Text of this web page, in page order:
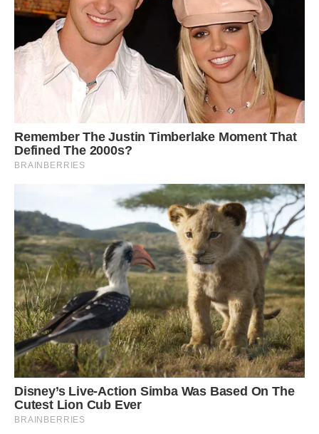
100%).
Після пенсійної реформи, яка намічена на 2021 рік,
українці зможуть отримувати дві або три пенсії замість
однієї.
Тим часом, до кінця року заплановано ще одне
підвищення виплат пенсіонерам.
Передрук без посилання на Ibilingua.com. заборонено.
Фото ілюстративне, з вільних джерел, ua.korrespondent.net